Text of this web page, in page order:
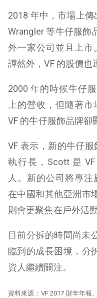
2018 年中，市場上傳
Wrangler 等牛仔服飾
外一家公司並且上市
譁然外，VF 的股價也
2000 年的時候牛仔
上的營收，但隨著市
VF 的牛仔服飾品牌卻
VF 表示，新的牛仔
執行長，Scott 是
人。新的公司將專
在中國和其他亞洲市
則會更聚焦在戶外活
目前分拆的時間尚未
臨到的成長困境，分
資人繼續關注。
資料來源：VF 2017 財年年報